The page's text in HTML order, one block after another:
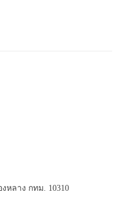
หลาง กทม. 10310